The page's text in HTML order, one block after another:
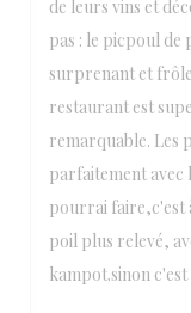
de leurs vins et
pas : le picpoul de
surprenant et
restaurant est
remarquable. Les
parfaitement avec
pourrai faire,c'est
poil plus relevé,
kampot.sinon